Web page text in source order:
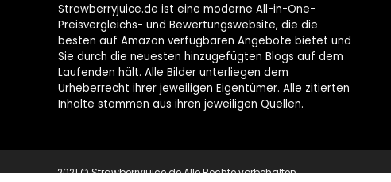
Strawberryjuice.de ist eine moderne All-in-One-
Preisvergleichs- und Bewertungswebsite, die die
besten auf Amazon verfügbaren Angebote bietet und
Sie durch die neuesten hinzugefügten Blogs auf dem
Laufenden hält. Alle Bilder unterliegen dem
Urheberrecht ihrer jeweiligen Eigentümer. Alle zitierten
Inhalte stammen aus ihren jeweiligen Quellen.
2021 © Strawberryjuice.de Alle Rechte vorbehalten